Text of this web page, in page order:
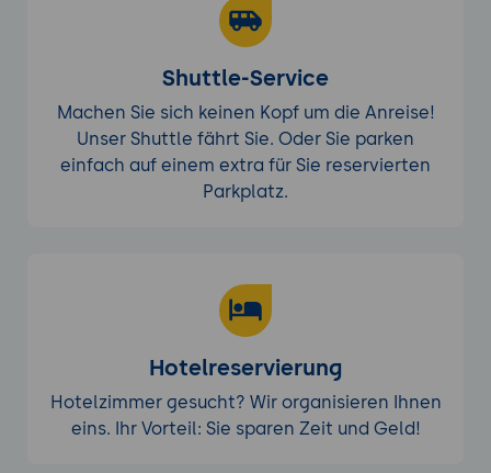
Shuttle-Service
Machen Sie sich keinen Kopf um die Anreise!
Unser Shuttle fährt Sie. Oder Sie parken
einfach auf einem extra für Sie reservierten
Parkplatz.
Hotelreservierung
Hotelzimmer gesucht? Wir organisieren Ihnen
eins. Ihr Vorteil: Sie sparen Zeit und Geld!